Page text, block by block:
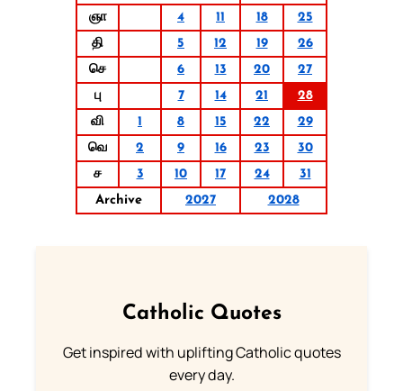
ஞா
4 11 18
25
தி
5 12 19
26
செ
6 13 20
27
பு
7 14 21
28
வி
1 8 15 22
29
வெ
2 9 16 23
30
ச
3 10 17 24
31
Archive
2027 2028
Catholic Quotes
Get inspired with uplifting Catholic quotes
every day.